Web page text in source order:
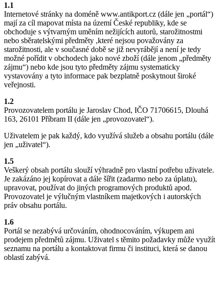
1.1
Internetové stránky na doméně www.antikport.cz (dále jen „portál“)
mají za cíl mapovat místa na území České republiky, kde se
obchoduje s výtvarným uměním nežijících autorů, starožitnostmi
nebo sběratelskými předměty ,které nejsou považovány za
starožitnosti, ale v současné době se již nevyrábějí a není je tedy
možné pořídit v obchodech jako nové zboží (dále jenom „předměty
zájmu“) nebo kde jsou tyto předměty zájmu systematicky
vystavovány a tyto informace pak bezplatně poskytnout široké
veřejnosti.
1.2
Provozovatelem portálu je Jaroslav Chod, IČO 71706615, Dlouhá
163, 26101 Příbram II (dále jen „provozovatel“).
Uživatelem je pak každý, kdo využívá služeb a obsahu portálu (dále
jen „uživatel“).
1.5
Veškerý obsah portálu slouží výhradně pro vlastní potřebu uživatele.
Je zakázáno jej kopírovat a dále šířit (zadarmo nebo za úplatu),
upravovat, používat do jiných programových produktů apod.
Provozovatel je výlučným vlastníkem majetkových i autorských
práv obsahu portálu.
1.6
Portál se nezabývá určováním, ohodnocováním, výkupem ani
prodejem předmětů zájmu. Uživatel s těmito požadavky může využít
seznamu na portálu a kontaktovat firmu či instituci, která se danou
oblastí zabývá.